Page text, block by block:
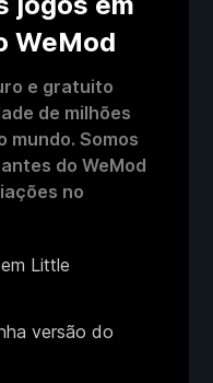
WeMod
e gratuito
de milhões
mundo. Somos
do WeMod
no
Little
versão do